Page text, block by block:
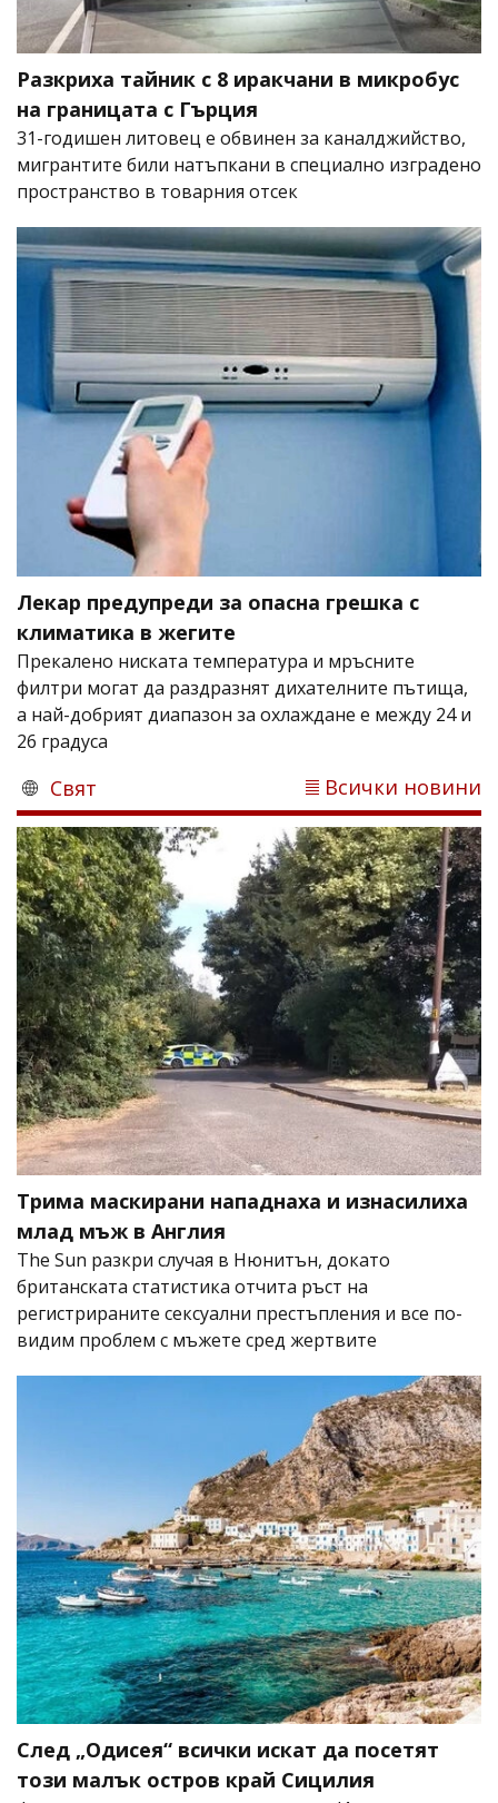
Разкриха тайник с 8 иракчани в микробус
на границата с Гърция
31-годишен литовец е обвинен за каналджийство,
мигрантите били натъпкани в специално изградено
пространство в товарния отсек
Лекар предупреди за опасна грешка с
климатика в жегите
Прекалено ниската температура и мръсните
филтри могат да раздразнят дихателните пътища,
а най-добрият диапазон за охлаждане е между 24 и
26 градуса
Свят Всички новини
Трима маскирани нападнаха и изнасилиха
млад мъж в Англия
The Sun разкри случая в Нюнитън, докато
британската статистика отчита ръст на
регистрираните сексуални престъпления и все по-
видим проблем с мъжете сред жертвите
След „Одисея“ всички искат да посетят
този малък остров край Сицилия